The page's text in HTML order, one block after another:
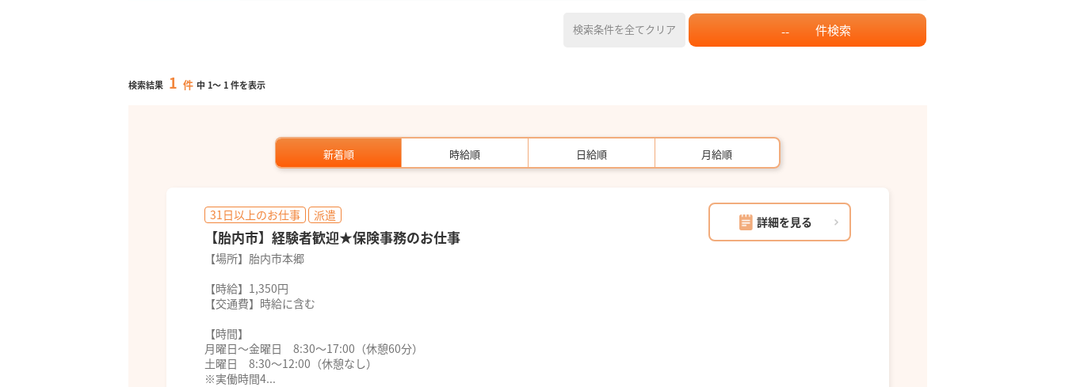
検索条件を全てクリア -- 件検索
検索結果 1 件 中 1～ 1件を表示
新着順 時給順 日給順 月給順
31日以上のお仕事 派遣 詳細を見る
【胎内市】経験者歓迎★保険事務のお仕事
【場所】胎内市本郷
【時給】1,350円
【交通費】時給に含む
【時間】
月曜日～金曜日 8:30～17:00（休憩60分）
土曜日 8:30～12:00（休憩なし）
※実働時間4...